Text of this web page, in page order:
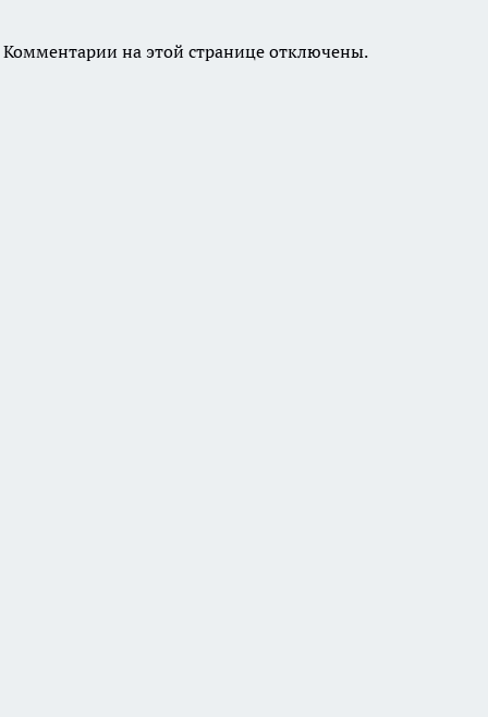
Комментарии на этой странице отключены.